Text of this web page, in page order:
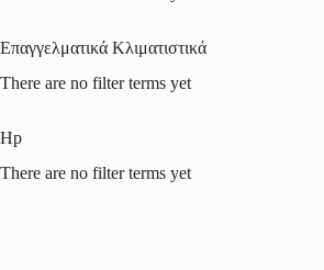
Επαγγελματικά Κλιματιστικά
There are no filter terms yet
Hp
There are no filter terms yet